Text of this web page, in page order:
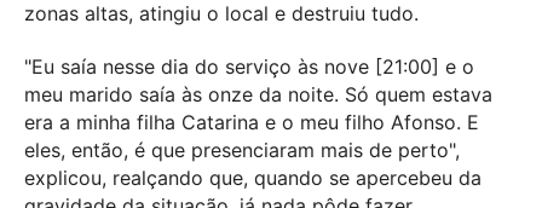
zonas altas, atingiu o local e destruiu tudo.
"Eu saía nesse dia do serviço às nove [21:00] e o
meu marido saía às onze da noite. Só quem estava
era a minha filha Catarina e o meu filho Afonso. E
eles, então, é que presenciaram mais de perto",
explicou, realçando que, quando se apercebeu da